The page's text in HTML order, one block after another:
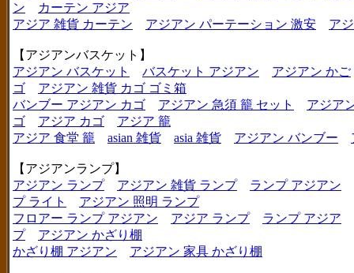
ン
カーテン アジア
アジア 雑貨 カーテン
アジアン パーテーション 激安 ア
【アジアンバスケット】
アジアン バスケット
バスケット アジアン
アジアン かご
ゴ
アジアン 雑貨 カゴ ゴミ箱
バンブー アジアン カゴ
アジアン 急須 籠 セット
アジア
ゴ
アジア カゴ
アジア 籠
アジア 食堂 籠
asian 雑貨 asia 雑貨 アジアン バンブー
【アジアンランプ】
アジアン ランプ
アジアン 雑貨 ランプ
ランプ アジアン
プ ライト
アジアン 照明 ランプ
フロアー ランプ アジアン
アジア ランプ
ランプ アジア
プ
アジアン かざり棚
かざり棚 アジアン
アジアン 家具 かざり棚